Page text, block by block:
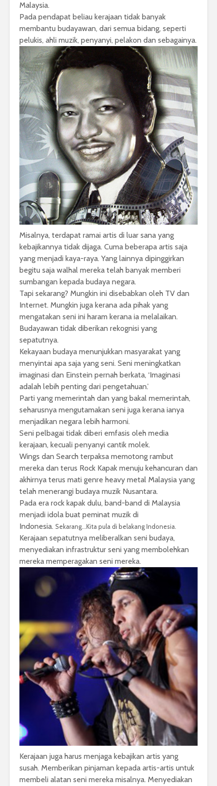
Malaysia.
Pada pendapat beliau kerajaan tidak banyak
membantu budayawan, dari semua bidang, seperti
pelukis, ahli muzik, penyanyi, pelakon dan sebagainya.
Misalnya, terdapat ramai artis di luar sana yang
kebajikannya tidak dijaga. Cuma beberapa artis saja
yang menjadi kaya-raya. Yang lainnya dipinggirkan
begitu saja walhal mereka telah banyak memberi
sumbangan kepada budaya negara.
Tapi sekarang? Mungkin ini disebabkan oleh TV dan
Internet. Mungkin juga kerana ada pihak yang
mengatakan seni ini haram kerana ia melalaikan.
Budayawan tidak diberikan rekognisi yang
sepatutnya.
Kekayaan budaya menunjukkan masyarakat yang
menyintai apa saja yang seni. Seni meningkatkan
imaginasi dan Einstein pernah berkata, ‘Imaginasi
adalah lebih penting dari pengetahuan.’
Parti yang memerintah dan yang bakal memerintah,
seharusnya mengutamakan seni juga kerana ianya
menjadikan negara lebih harmoni.
Seni pelbagai tidak diberi emfasis oleh media
kerajaan, kecuali penyanyi cantik molek.
Wings dan Search terpaksa memotong rambut
mereka dan terus Rock Kapak menuju kehancuran dan
akhirnya terus mati genre heavy metal Malaysia yang
telah menerangi budaya muzik Nusantara.
Pada era rock kapak dulu, band-band di Malaysia
menjadi idola buat peminat muzik di
Indonesia. Sekarang…Kita pula di belakang Indonesia.
Kerajaan sepatutnya meliberalkan seni budaya,
menyediakan infrastruktur seni yang membolehkan
mereka memperagakan seni mereka.
Kerajaan juga harus menjaga kebajikan artis yang
susah. Memberikan pinjaman kepada artis-artis untuk
membeli alatan seni mereka misalnya. Menyediakan